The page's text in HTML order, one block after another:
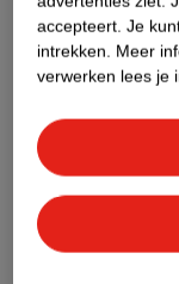
Bestel &
Bekijk ook
accepteert. Je
intrekken. Meer
verwerken lees je